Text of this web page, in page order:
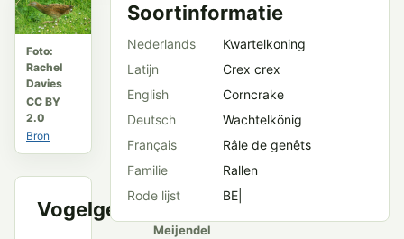
Foto:
Rachel
Davies
CC BY
2.0
Bron
Vogelgeluid
Meijendel
Soortinformatie
Nederlands
Kwartelkoning
Latijn
Crex crex
English
Corncrake
Deutsch
Wachtelkönig
Français
Râle de genêts
Familie
Rallen
Rode lijst
BE|